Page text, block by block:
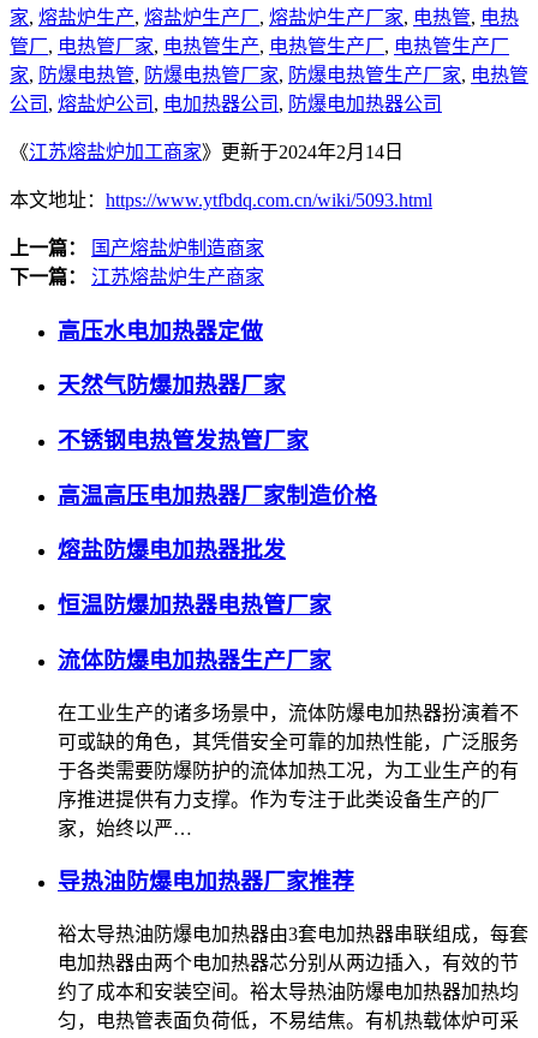
家, 熔盐炉生产, 熔盐炉生产厂, 熔盐炉生产厂家, 电热管, 电热
管厂, 电热管厂家, 电热管生产, 电热管生产厂, 电热管生产厂
家, 防爆电热管, 防爆电热管厂家, 防爆电热管生产厂家, 电热管
公司 , 熔盐炉公司 , 电加热器公司 , 防爆电加热器公司
《江苏熔盐炉加工商家》更新于2024年2月14日
本文地址： https://www.ytfbdq.com.cn/wiki/5093.html
上一篇：
国产熔盐炉制造商家
下一篇：
江苏熔盐炉生产商家
高压水电加热器定做
天然气防爆加热器厂家
不锈钢电热管发热管厂家
高温高压电加热器厂家制造价格
熔盐防爆电加热器批发
恒温防爆加热器电热管厂家
流体防爆电加热器生产厂家
在工业生产的诸多场景中，流体防爆电加热器扮演着不
可或缺的角色，其凭借安全可靠的加热性能，广泛服务
于各类需要防爆防护的流体加热工况，为工业生产的有
序推进提供有力支撑。作为专注于此类设备生产的厂
家，始终以严…
导热油防爆电加热器厂家推荐
裕太导热油防爆电加热器由3套电加热器串联组成，每套
电加热器由两个电加热器芯分别从两边插入，有效的节
约了成本和安装空间。裕太导热油防爆电加热器加热均
匀，电热管表面负荷低，不易结焦。有机热载体炉可采